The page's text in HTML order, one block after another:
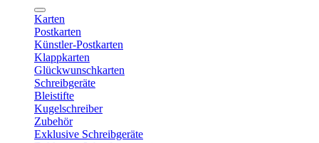
Karten
Postkarten
Künstler-Postkarten
Klappkarten
Glückwunschkarten
Schreibgeräte
Bleistifte
Kugelschreiber
Zubehör
Exklusive Schreibgeräte